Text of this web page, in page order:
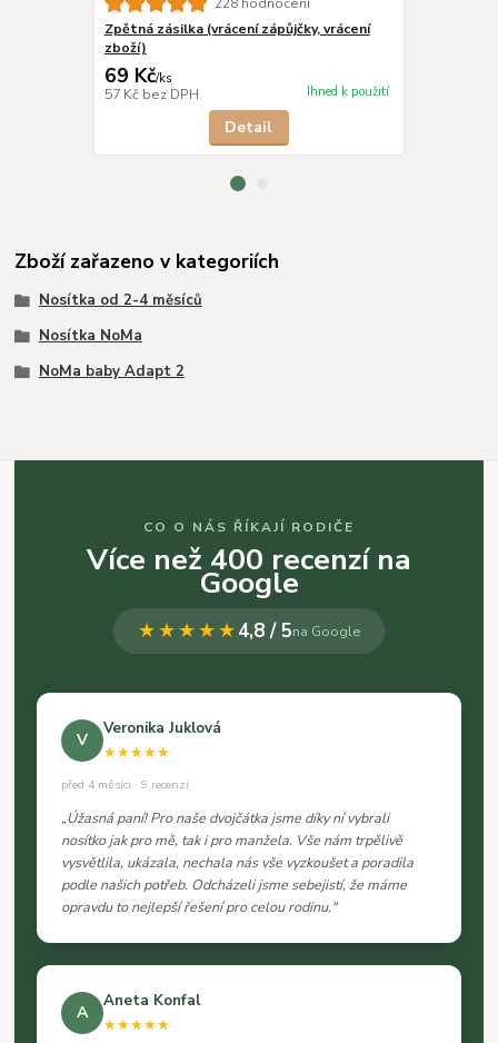
Zpětná zásilka (vrácení zápůjčky, vrácení
zboží)
69 Kč/ks
57 Kč bez DPH Ihned k použití
Detail
Zboží zařazeno v kategoriích
Nosítka od 2-4 měsíců
Nosítka NoMa
NoMa baby Adapt 2
CO O NÁS ŘÍKAJÍ RODIČE
Více než 400 recenzí na
Google
★★★★★4,8 / 5na Google
V
Veronika Juklová
★★★★★
před 4 měsíci · 9 recenzí
„Úžasná paní! Pro naše dvojčátka jsme díky ní vybrali
nosítko jak pro mě, tak i pro manžela. Vše nám trpělivě
vysvětlila, ukázala, nechala nás vše vyzkoušet a poradila
podle našich potřeb. Odcházeli jsme sebejistí, že máme
opravdu to nejlepší řešení pro celou rodinu."
A
Aneta Konfal
★★★★★